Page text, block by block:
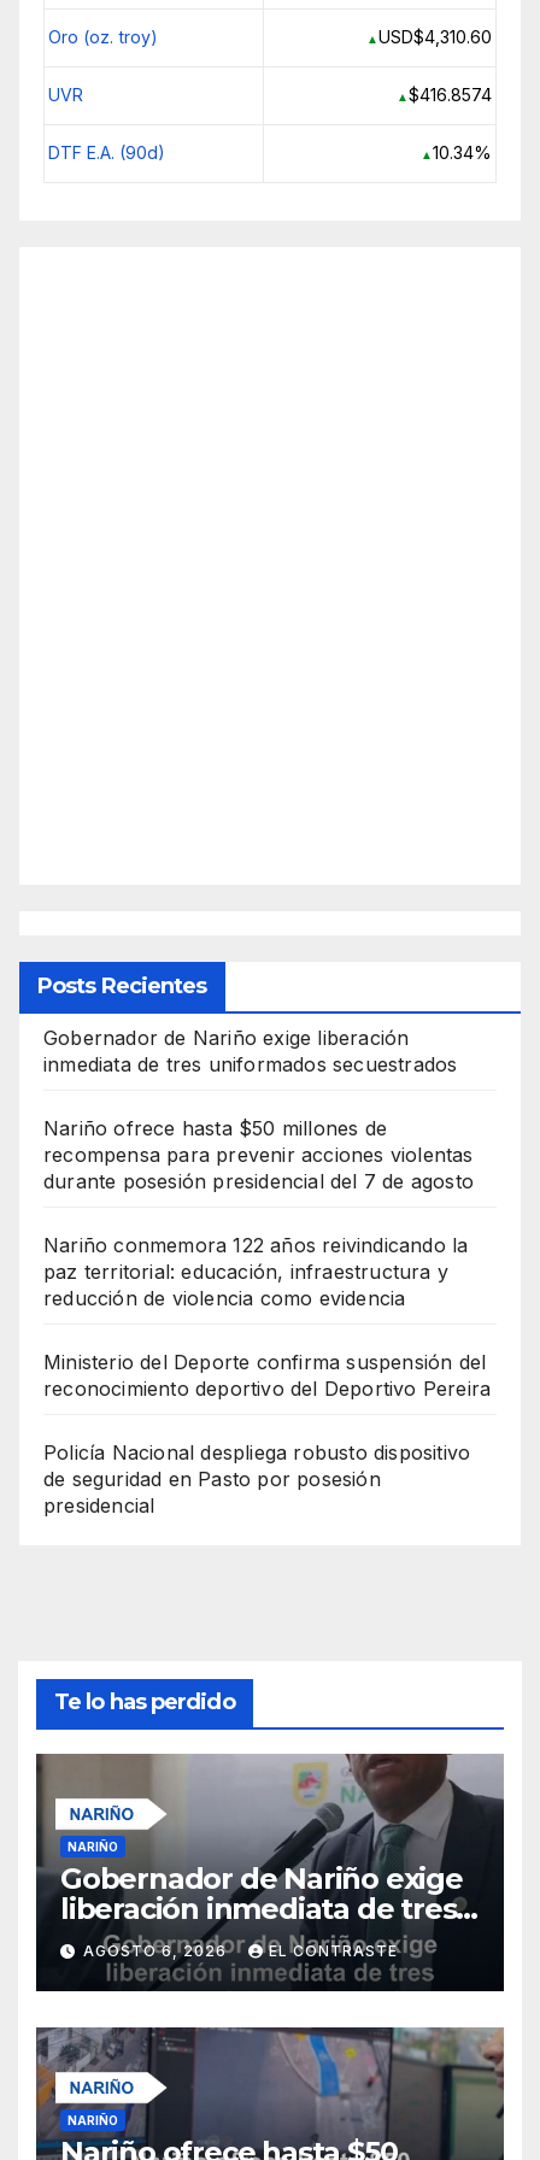
Oro (oz. troy) ▲USD$4,310.60
UVR ▲$416.8574
DTF E.A. (90d) ▲10.34%
Posts Recientes
Gobernador de Nariño exige liberación
inmediata de tres uniformados secuestrados
Nariño ofrece hasta $50 millones de
recompensa para prevenir acciones violentas
durante posesión presidencial del 7 de agosto
Nariño conmemora 122 años reivindicando la
paz territorial: educación, infraestructura y
reducción de violencia como evidencia
Ministerio del Deporte confirma suspensión del
reconocimiento deportivo del Deportivo Pereira
Policía Nacional despliega robusto dispositivo
de seguridad en Pasto por posesión
presidencial
Te lo has perdido
NARIÑO
Gobernador de Nariño exige
liberación inmediata de tres
uniformados secuestrados
AGOSTO 6, 2026 EL CONTRASTE
NARIÑO
Nariño ofrece hasta $50